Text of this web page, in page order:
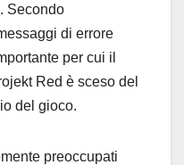
Secondo
di errore
per cui il
Red è sceso del
del gioco.
preoccupati